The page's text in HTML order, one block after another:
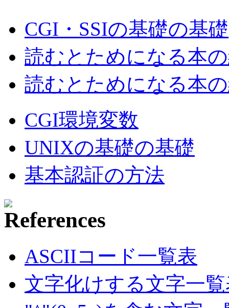
CGI・SSIの基礎の基礎
読むとためになる本
読むとためになる本
CGI環境変数
UNIXの基礎の基礎
基本認証の方法
ASCIIコード一覧表
文字化けする文字一